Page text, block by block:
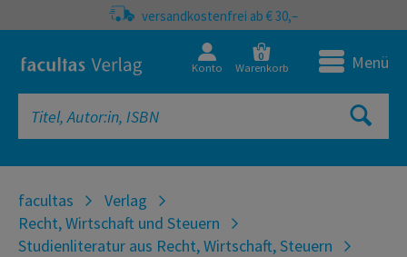
versandkostenfrei ab € 30,–
Konto
0
Warenkorb Menü
facultas
Verlag
Recht, Wirtschaft und Steuern
Studienliteratur aus Recht, Wirtschaft, Steuern